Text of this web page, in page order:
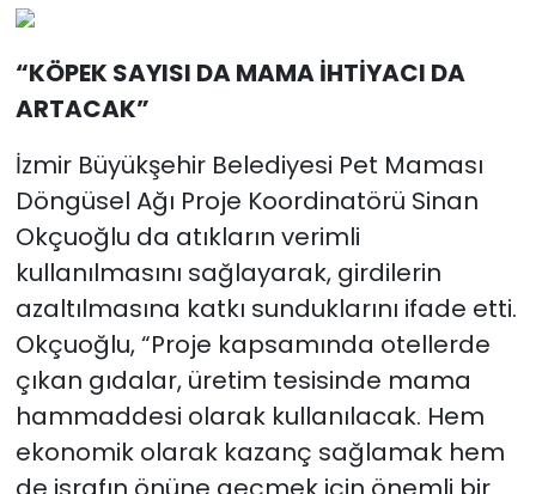
“KÖPEK SAYISI DA MAMA İHTİYACI DA
ARTACAK”
İzmir Büyükşehir Belediyesi Pet Maması
Döngüsel Ağı Proje Koordinatörü Sinan
Okçuoğlu da atıkların verimli
kullanılmasını sağlayarak, girdilerin
azaltılmasına katkı sunduklarını ifade etti.
Okçuoğlu, “Proje kapsamında otellerde
çıkan gıdalar, üretim tesisinde mama
hammaddesi olarak kullanılacak. Hem
ekonomik olarak kazanç sağlamak hem